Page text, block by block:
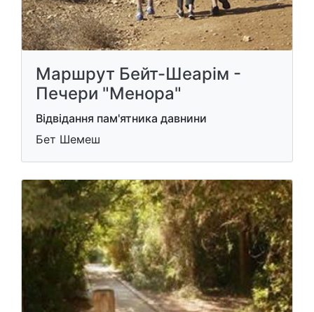
Маршрут Бейт-Шеарім -
Печери "Менора"
Відвідання пам'ятника давнини
Бет Шемеш